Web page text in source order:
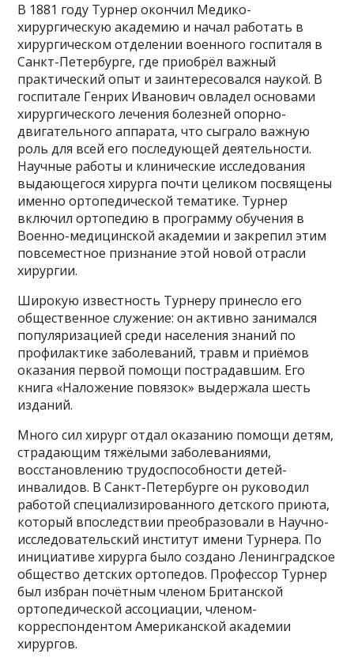
В 1881 году Турнер окончил Медико-
хирургическую академию и начал работать в
хирургическом отделении военного госпиталя в
Санкт-Петербурге, где приобрёл важный
практический опыт и заинтересовался наукой. В
госпитале Генрих Иванович овладел основами
хирургического лечения болезней опорно-
двигательного аппарата, что сыграло важную
роль для всей его последующей деятельности.
Научные работы и клинические исследования
выдающегося хирурга почти целиком посвящены
именно ортопедической тематике. Турнер
включил ортопедию в программу обучения в
Военно-медицинской академии и закрепил этим
повсеместное признание этой новой отрасли
хирургии.
Широкую известность Турнеру принесло его
общественное служение: он активно занимался
популяризацией среди населения знаний по
профилактике заболеваний, травм и приёмов
оказания первой помощи пострадавшим. Его
книга «Наложение повязок» выдержала шесть
изданий.
Много сил хирург отдал оказанию помощи детям,
страдающим тяжёлыми заболеваниями,
восстановлению трудоспособности детей-
инвалидов. В Санкт-Петербурге он руководил
работой специализированного детского приюта,
который впоследствии преобразовали в Научно-
исследовательский институт имени Турнера. По
инициативе хирурга было создано Ленинградское
общество детских ортопедов. Профессор Турнер
был избран почётным членом Британской
ортопедической ассоциации, членом-
корреспондентом Американской академии
хирургов.